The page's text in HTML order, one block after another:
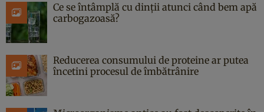
Ce se întâmplă cu dinții atunci când bem apă
carbogazoasă?
Reducerea consumului de proteine ar putea
încetini procesul de îmbătrânire